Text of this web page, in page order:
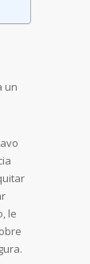
un
le